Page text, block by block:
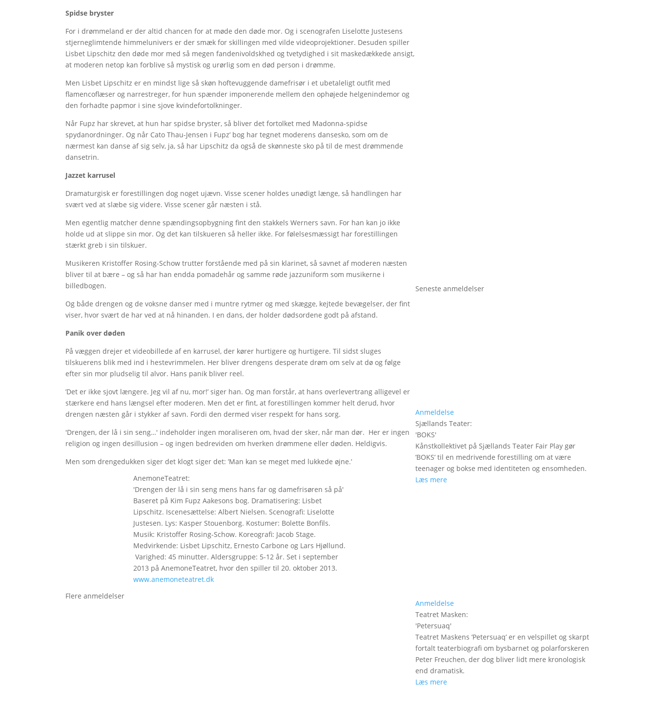
Spidse bryster
For i drømmeland er der altid chancen for at møde den døde mor. Og i scenografen Liselotte Justesens
stjerneglimtende himmelunivers er der smæk for skillingen med vilde videoprojektioner. Desuden spiller
Lisbet Lipschitz den døde mor med så megen fandenivoldskhed og tvetydighed i sit maskedækkede ansigt,
at moderen netop kan forblive så mystisk og urørlig som en død person i drømme.
Men Lisbet Lipschitz er en mindst lige så skøn hoftevuggende damefrisør i et ubetaleligt outfit med
flamencoflæser og narrestreger, for hun spænder imponerende mellem den ophøjede helgenindemor og
den forhadte papmor i sine sjove kvindefortolkninger.
Når Fupz har skrevet, at hun har spidse bryster, så bliver det fortolket med Madonna-spidse
spydanordninger. Og når Cato Thau-Jensen i Fupz’ bog har tegnet moderens dansesko, som om de
nærmest kan danse af sig selv, ja, så har Lipschitz da også de skønneste sko på til de mest drømmende
dansetrin.
Jazzet karrusel
Dramaturgisk er forestillingen dog noget ujævn. Visse scener holdes unødigt længe, så handlingen har
svært ved at slæbe sig videre. Visse scener går næsten i stå.
Men egentlig matcher denne spændingsopbygning fint den stakkels Werners savn. For han kan jo ikke
holde ud at slippe sin mor. Og det kan tilskueren så heller ikke. For følelsesmæssigt har forestillingen
stærkt greb i sin tilskuer.
Musikeren Kristoffer Rosing-Schow trutter forstående med på sin klarinet, så savnet af moderen næsten
bliver til at bære – og så har han endda pomadehår og samme røde jazzuniform som musikerne i
billedbogen.
Og både drengen og de voksne danser med i muntre rytmer og med skægge, kejtede bevægelser, der fint
viser, hvor svært de har ved at nå hinanden. I en dans, der holder dødsordene godt på afstand.
Panik over døden
På væggen drejer et videobillede af en karrusel, der kører hurtigere og hurtigere. Til sidst sluges
tilskuerens blik med ind i hestevrimmelen. Her bliver drengens desperate drøm om selv at dø og følge
efter sin mor pludselig til alvor. Hans panik bliver reel.
’Det er ikke sjovt længere. Jeg vil af nu, mor!’ siger han. Og man forstår, at hans overlevertrang alligevel er
stærkere end hans længsel efter moderen. Men det er fint, at forestillingen kommer helt derud, hvor
drengen næsten går i stykker af savn. Fordi den dermed viser respekt for hans sorg.
'Drengen, der lå i sin seng…' indeholder ingen moraliseren om, hvad der sker, når man dør. Her er ingen
religion og ingen desillusion – og ingen bedreviden om hverken drømmene eller døden. Heldigvis.
Men som drengedukken siger det klogt siger det: ’Man kan se meget med lukkede øjne.’
AnemoneTeatret:
'Drengen der lå i sin seng mens hans far og damefrisøren så på'
Baseret på Kim Fupz Aakesons bog. Dramatisering: Lisbet
Lipschitz. Iscenesættelse: Albert Nielsen. Scenografi: Liselotte
Justesen. Lys: Kasper Stouenborg. Kostumer: Bolette Bonfils.
Musik: Kristoffer Rosing-Schow. Koreografi: Jacob Stage.
Medvirkende: Lisbet Lipschitz, Ernesto Carbone og Lars Hjøllund.
Varighed: 45 minutter. Aldersgruppe: 5-12 år. Set i september
2013 på AnemoneTeatret, hvor den spiller til 20. oktober 2013.
www.anemoneteatret.dk
Flere anmeldelser
Seneste anmeldelser
Anmeldelse
Sjællands Teater:
'BOKS'
Kånstkollektivet på Sjællands Teater Fair Play gør
’BOKS’ til en medrivende forestilling om at være
teenager og bokse med identiteten og ensomheden.
Læs mere
Anmeldelse
Teatret Masken:
'Petersuaq'
Teatret Maskens ’Petersuaq’ er en velspillet og skarpt
fortalt teaterbiografi om bysbarnet og polarforskeren
Peter Freuchen, der dog bliver lidt mere kronologisk
end dramatisk.
Læs mere